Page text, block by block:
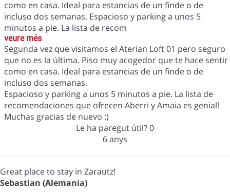
como en casa. Ideal para estancias de un finde o de
incluso dos semanas. Espacioso y parking a unos 5
minutos a pie. La lista de recom
veure més
Segunda vez que visitamos el Aterian Loft 01 pero seguro
que no es la última. Piso muy acogedor que te hace sentir
como en casa. Ideal para estancias de un finde o de
incluso dos semanas.
Espacioso y parking a unos 5 minutos a pie. La lista de
recomendaciones que ofrecen Aberri y Amaia es genial!
Muchas gracias de nuevo :)
Le ha paregut útil?0
6 anys
Great place to stay in Zarautz!
Sebastian (Alemania)